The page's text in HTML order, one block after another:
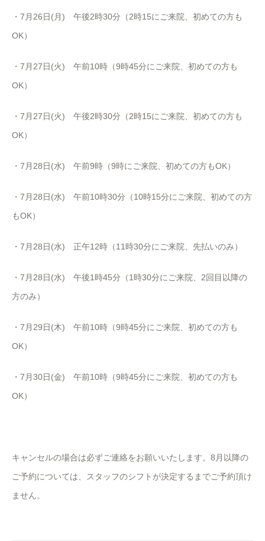
・7月26日(月) 午後2時30分（2時15にご来院、初めての方も
OK）
・7月27日(火) 午前10時（9時45分にご来院、初めての方も
OK）
・7月27日(火) 午後2時30分（2時15にご来院、初めての方も
OK）
・7月28日(水) 午前9時（9時にご来院、初めての方もOK）
・7月28日(水) 午前10時30分（10時15分にご来院、初めての方
もOK）
・7月28日(水) 正午12時（11時30分にご来院、先払いのみ）
・7月28日(水) 午後1時45分（1時30分にご来院、2回目以降の
方のみ）
・7月29日(木) 午前10時（9時45分にご来院、初めての方も
OK）
・7月30日(金) 午前10時（9時45分にご来院、初めての方も
OK）
キャンセルの場合は必ずご連絡をお願いいたします。8月以降の
ご予約については、スタッフのシフトが決定するまでご予約頂け
ません。